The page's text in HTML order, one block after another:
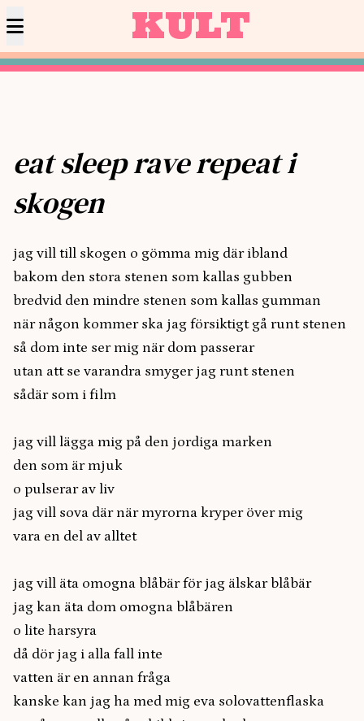
KULT
eat sleep rave repeat i
skogen
jag vill till skogen o gömma mig där ibland
bakom den stora stenen som kallas gubben
bredvid den mindre stenen som kallas gumman
när någon kommer ska jag försiktigt gå runt stenen
så dom inte ser mig när dom passerar
utan att se varandra smyger jag runt stenen
sådär som i film
jag vill lägga mig på den jordiga marken
den som är mjuk
o pulserar av liv
jag vill sova där när myrorna kryper över mig
vara en del av alltet
jag vill äta omogna blåbär för jag älskar blåbär
jag kan äta dom omogna blåbären
o lite harsyra
då dör jag i alla fall inte
vatten är en annan fråga
kanske kan jag ha med mig eva solovattenflaska